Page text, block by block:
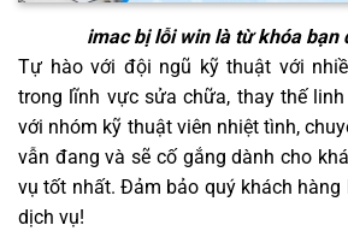
imac bị lỗi winlà từ khóa bạn
Tự hào với đội ngũ kỹ thuật với
trong lĩnh vực sửa chữa, thay thế linh
với nhóm kỹ thuật viên nhiệt tình,
vẫn đang và sẽ cố gắng dành cho
vụ tốt nhất. Đảm bảo quý khách
dịch vụ!